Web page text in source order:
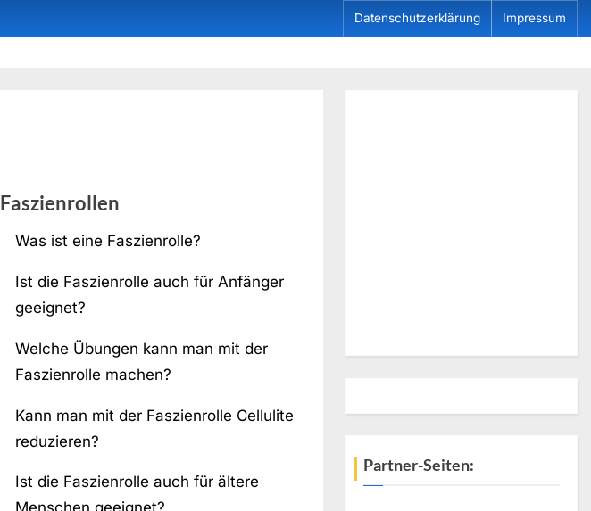
Datenschutzerklärung Impressum
Faszienrollen
Was ist eine Faszienrolle?
Ist die Faszienrolle auch für Anfänger
geeignet?
Welche Übungen kann man mit der
Faszienrolle machen?
Kann man mit der Faszienrolle Cellulite
reduzieren?
Ist die Faszienrolle auch für ältere
Partner-Seiten: